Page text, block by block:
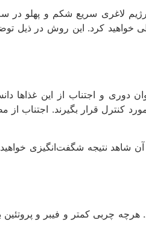
لاغری سریع شکم و پهلو در
خواهید کرد. این روش در ذیل
و اجتناب از این غذاها
کنترل قرار بگیرند. اجتناب
غذایی در نگاه اول کمی سخت به نظر می‌رسد، ولی با شروع این روش پاکسازی و تحمل ۳ روزه آن شاهد
چربی کمتر و فیبر و پروتئین